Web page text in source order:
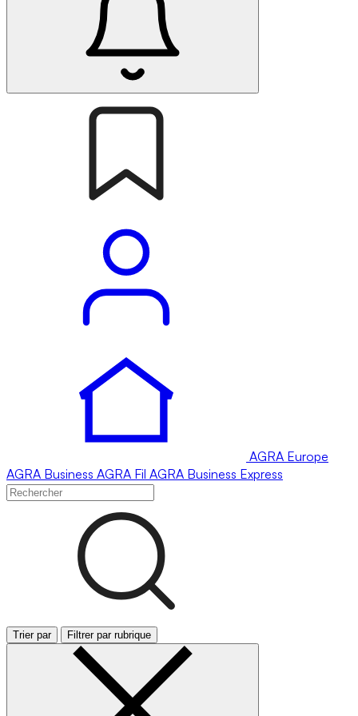
AGRA Europe
AGRA Business AGRA Fil AGRA Business Express
Trier par Filtrer par rubrique